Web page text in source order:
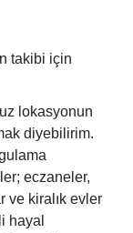
takibi için
lokasyonun
diyebilirim.
eczaneler,
ve kiralık evler
hayal